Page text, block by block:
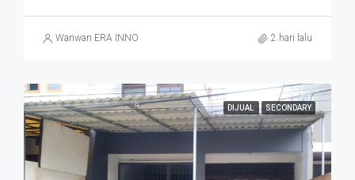
Wanwan ERA INNO 2 hari lalu
DIJUAL SECONDARY